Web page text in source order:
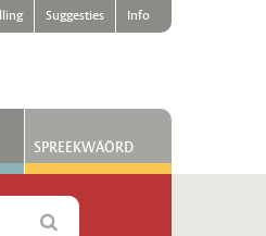
Suggesties Info
SPREEKWÄÖRD